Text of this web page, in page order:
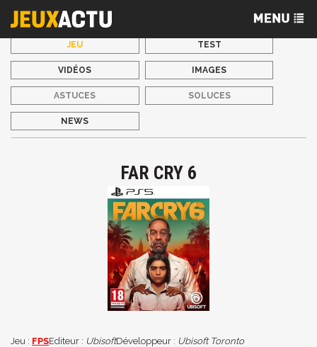
JEU TEST
VIDÉOS IMAGES
ASTUCES SOLUCES
NEWS
FAR CRY 6
Jeu : FPSEditeur : UbisoftDéveloppeur : Ubisoft Toronto